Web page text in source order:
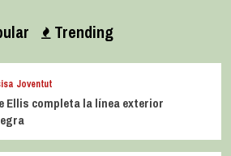
Trending
Joventut
Ellis completa la línea exterior